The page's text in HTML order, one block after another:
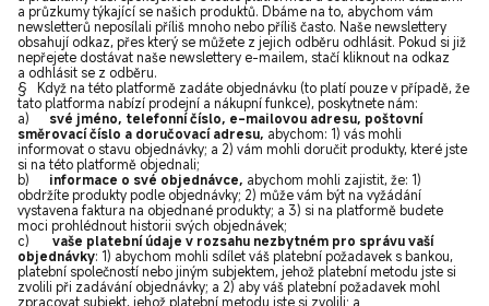
a průzkumy týkající se našich produktů. Dbáme na to, abychom vám
newsletterů neposílali příliš mnoho nebo příliš často. Naše newslettery
obsahují odkaz, přes který se můžete z jejich odběru odhlásit. Pokud si již
nepřejete dostávat naše newslettery e-mailem, stačí kliknout na odkaz
a odhlásit se z odběru.
§ Když na této platformě zadáte objednávku (to platí pouze v případě, že
tato platforma nabízí prodejní a nákupní funkce), poskytnete nám:
a) své jméno, telefonní číslo, e-mailovou adresu, poštovní
směrovací číslo a doručovací adresu, abychom: 1) vás mohli
informovat o stavu objednávky; a 2) vám mohli doručit produkty, které jste
si na této platformě objednali;
b) informace o své objednávce, abychom mohli zajistit, že: 1)
obdržíte produkty podle objednávky; 2) může vám být na vyžádání
vystavena faktura na objednané produkty; a 3) si na platformě budete
moci prohlédnout historii svých objednávek;
c) vaše platební údaje v rozsahu nezbytném pro správu vaší
objednávky: 1) abychom mohli sdílet váš platební požadavek s bankou,
platební společností nebo jiným subjektem, jehož platební metodu jste si
zvolili při zadávání objednávky; a 2) aby váš platební požadavek mohl
zpracovat subjekt, jehož platební metodu jste si zvolili; a